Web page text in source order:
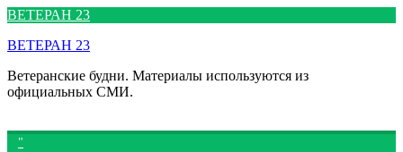
Перейти
содержимому
ВЕТЕРАН 23
ВЕТЕРАН 23
Ветеранские будни. Материалы используются из
официальных СМИ.